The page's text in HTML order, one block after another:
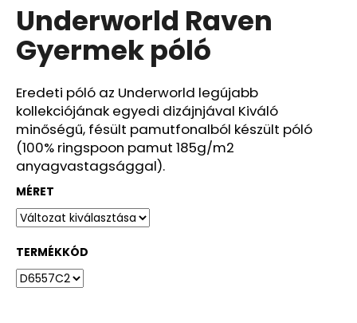
átlagos
értékelése
5-
ből
csillag.
Underworld Raven
Gyermek póló
Eredeti póló az Underworld legújabb
kollekciójának egyedi dizájnjával Kiváló
minőségű, fésült pamutfonalból készült póló
(100% ringspoon pamut 185g/m2
anyagvastagsággal).
MÉRET
TERMÉKKÓD